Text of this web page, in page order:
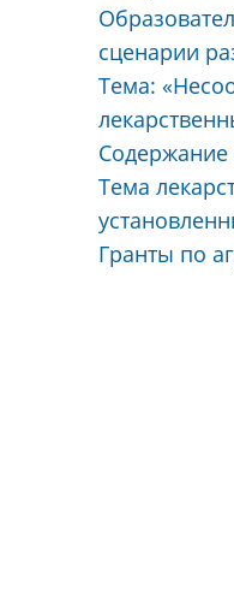
сценарии
Тема:
Содержание
Тема
Гранты по